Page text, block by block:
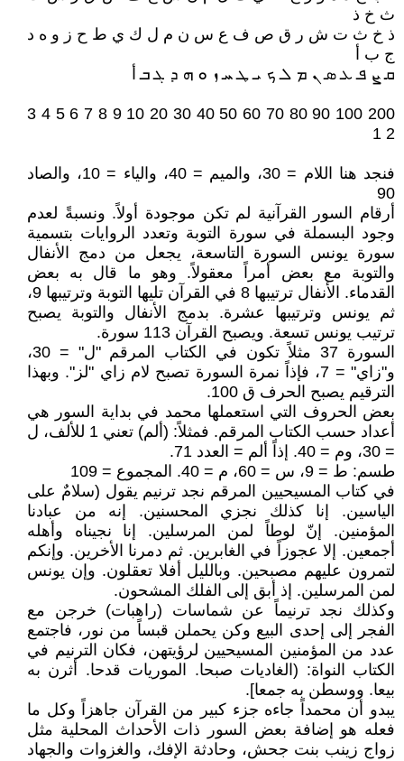
ث خ ذ
ذ خ ث ت ش ر ق ص ف ع س ن م ل ك ي ط ح ز و ه د
ج ب أ
ܩ ܨ ܦ ܥ ܣ ܢ ܡ ܠ ܟ ܝ ܛ ܚ ܙ ܘ ܗ ܕ ܓ ܒ أ
200 100 90 80 70 60 50 40 30 20 10 9 8 7 6 5 4 3
2 1
فنجد هنا اللام = 30، والميم = 40، والياء = 10، والصاد
90
أرقام السور القرآنية لم تكن موجودة أولاً. ونسبةً لعدم
وجود البسملة في سورة التوبة وتعدد الروايات بتسمية
سورة يونس السورة التاسعة، يجعل من دمج الأنفال
والتوبة مع بعض أمراً معقولاً. وهو ما قال به بعض
القدماء. الأنفال ترتيبها 8 في القرآن تليها التوبة وترتيبها 9،
ثم يونس وترتيبها عشرة. بدمج الأنفال والتوبة يصبح
ترتيب يونس تسعة. ويصبح القرآن 113 سورة.
السورة 37 مثلاً تكون في الكتاب المرقم "ل" = 30،
و"زاي" = 7، فإذاً نمرة السورة تصبح لام زاي "لز". وبهذا
الترقيم يصبح الحرف ق 100.
بعض الحروف التي استعملها محمد في بداية السور هي
أعداد حسب الكتاب المرقم. فمثلاً: (ألم) تعني 1 للألف، ل
= 30، وم = 40. إذاً ألم = العدد 71.
طسم: ط = 9، س = 60، م = 40. المجموع = 109
في كتاب المسيحيين المرقم نجد ترنيم يقول (سلامٌ على
الياسين. إنا كذلك نجزي المحسنين. إنه من عبادنا
المؤمنين. إنّ لوطاً لمن المرسلين. إنا نجيناه وأهله
أجمعين. إلا عجوزاً في الغابرين. ثم دمرنا الأخرين. وإنكم
لتمرون عليهم مصبحين. وبالليل أفلا تعقلون. وإن يونس
لمن المرسلين. إذ أبق إلى الفلك المشحون.
وكذلك نجد ترنيماً عن شماسات (راهبات) خرجن مع
الفجر إلى إحدى البيع وكن يحملن قبساً من نور، فاجتمع
عدد من المؤمنين المسيحيين لرؤيتهن، فكان الترنيم في
الكتاب النواة: (الغاديات صبحا. الموريات قدحا. أثرن به
بيعا. ووسطن به جمعا].
يبدو أن محمداً جاءه جزء كبير من القرآن جاهزاً وكل ما
فعله هو إضافة بعض السور ذات الأحداث المحلية مثل
زواج زينب بنت جحش، وحادثة الإفك، والغزوات والجهاد